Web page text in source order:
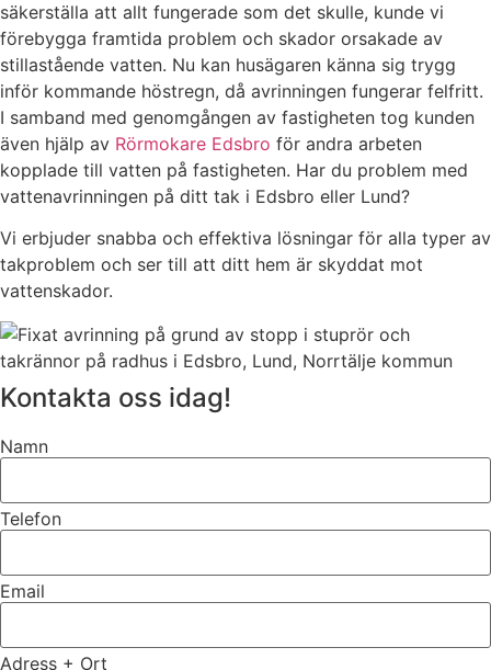
säkerställa att allt fungerade som det skulle, kunde vi
förebygga framtida problem och skador orsakade av
stillastående vatten. Nu kan husägaren känna sig trygg
inför kommande höstregn, då avrinningen fungerar felfritt.
I samband med genomgången av fastigheten tog kunden
även hjälp av Rörmokare Edsbro för andra arbeten
kopplade till vatten på fastigheten. Har du problem med
vattenavrinningen på ditt tak i Edsbro eller Lund?
Vi erbjuder snabba och effektiva lösningar för alla typer av
takproblem och ser till att ditt hem är skyddat mot
vattenskador.
Kontakta oss idag!
Namn
Telefon
Email
Adress + Ort